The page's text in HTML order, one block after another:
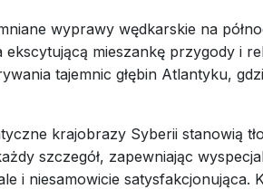
wyprawy wędkarskie na
mieszankę przygody i
tajemnic głębin Atlantyku,
krajobrazy Syberii stanowią
szczegół, zapewniając
i niesamowicie satysfakcjonująca.